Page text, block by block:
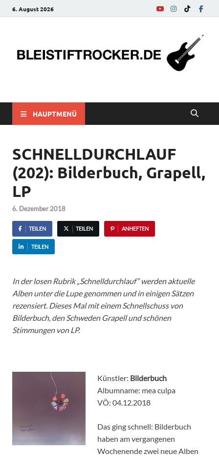
6. August 2026
bleistiftrocker.de
HAUPTMENÜ
SCHNELLDURCHLAUF
(202): Bilderbuch, Grapell,
LP
6. Dezember 2018
TEILEN TEILEN ANHEFTEN
TEILEN
In der losen Rubrik „Schnelldurchlauf“ werden aktuelle
Alben unter die Lupe genommen und in einigen Sätzen
rezensiert. Dieses Mal mit einem Schnellschuss von
Bilderbuch, den Schweden Grapell und schönen
Stimmungen von LP.
Künstler: Bilderbuch
Albumname: mea culpa
VÖ: 04.12.2018
Das ging schnell: Bilderbuch
haben am vergangenen
Wochenende zwei neue Alben